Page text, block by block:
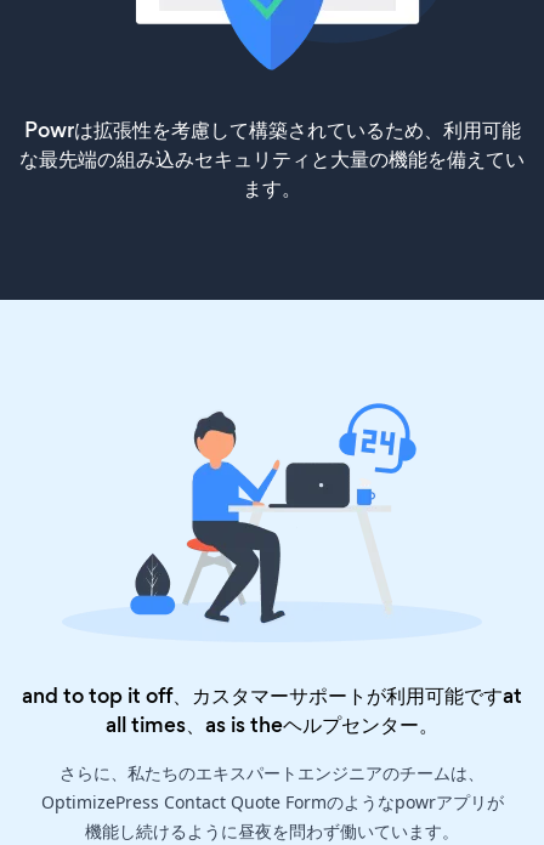
Powrは拡張性を考慮して構築されているため、利用可能
な最先端の組み込みセキュリティと大量の機能を備えてい
ます。
and to top it off、カスタマーサポートが利用可能ですat
all times、as is theヘルプセンター。
さらに、私たちのエキスパートエンジニアのチームは、
OptimizePress Contact Quote Formのようなpowrアプリが
機能し続けるように昼夜を問わず働いています。